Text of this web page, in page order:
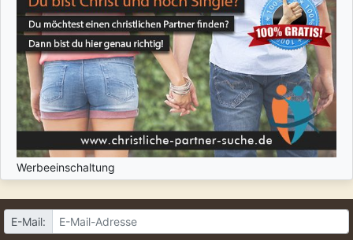
Werbeeinschaltung
E-Mail: